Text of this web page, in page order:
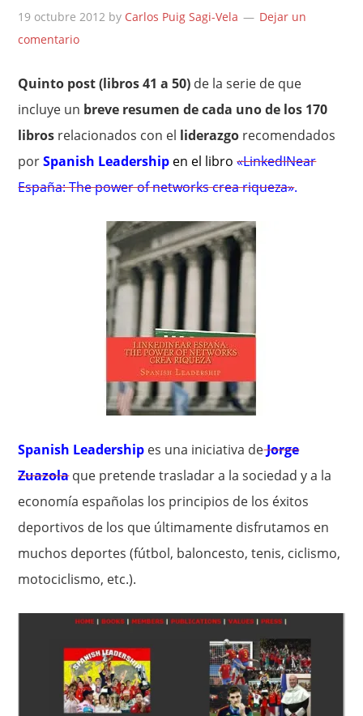
19 octubre 2012 by Carlos Puig Sagi-Vela
Dejar un
comentario
Quinto post (libros 41 a 50) de la serie de que
incluye un breve resumen de cada uno de los 170
libros relacionados con el liderazgo recomendados
porSpanish Leadership en el libro«LinkedINear
España: The power of networks crea riqueza».
Spanish Leadership es una iniciativa deJorge
Zuazolaque pretende trasladar a la sociedad y a la
economía españolas los principios de los éxitos
deportivos de los que últimamente disfrutamos en
muchos deportes (fútbol, baloncesto, tenis, ciclismo,
motociclismo, etc.).